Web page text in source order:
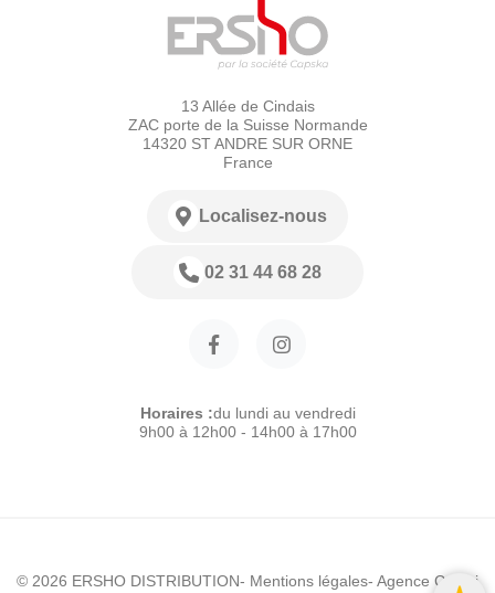
13 Allée de Cindais
ZAC porte de la Suisse Normande
14320 ST ANDRE SUR ORNE
France
Localisez-nous
02 31 44 68 28
Horaires :du lundi au vendredi
9h00 à 12h00 - 14h00 à 17h00
© 2026 ERSHO DISTRIBUTION- Mentions légales- Agence Colibri